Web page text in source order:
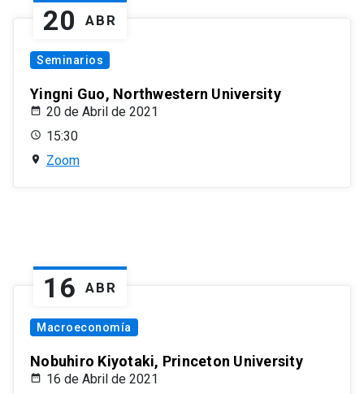
20 ABR
Seminarios
Yingni Guo, Northwestern University
20 de Abril de 2021
15:30
Zoom
16 ABR
Macroeconomía
Nobuhiro Kiyotaki, Princeton University
16 de Abril de 2021